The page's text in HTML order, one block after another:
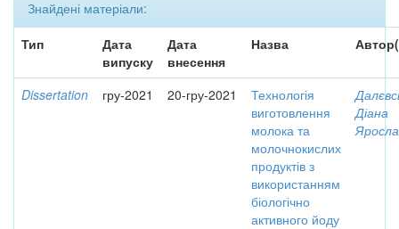
Знайдені матеріали:
Тип
Дата
випуску
Дата
внесення
Назва
Dissertation гру-2021 20-гру-2021
Технологія
виготовлення
молока та
молочнокислих
продуктів з
використанням
біологічно
активного йоду
Діана